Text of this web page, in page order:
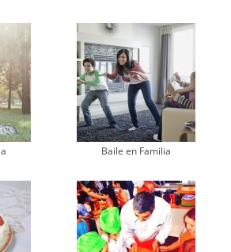
Baile en Familia